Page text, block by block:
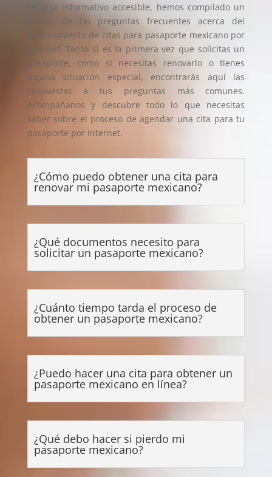
recurso informativo accesible, hemos compilado un
listado de las preguntas frecuentes acerca del
agendamiento de citas para pasaporte mexicano por
Internet. Tanto si es la primera vez que solicitas un
pasaporte, como si necesitas renovarlo o tienes
alguna situación especial, encontrarás aquí las
respuestas a tus preguntas más comunes.
Acompáñanos y descubre todo lo que necesitas
saber sobre el proceso de agendar una cita para tu
pasaporte por Internet.
¿Cómo puedo obtener una cita para
renovar mi pasaporte mexicano?
¿Qué documentos necesito para
solicitar un pasaporte mexicano?
¿Cuánto tiempo tarda el proceso de
obtener un pasaporte mexicano?
¿Puedo hacer una cita para obtener un
pasaporte mexicano en línea?
¿Qué debo hacer si pierdo mi
pasaporte mexicano?